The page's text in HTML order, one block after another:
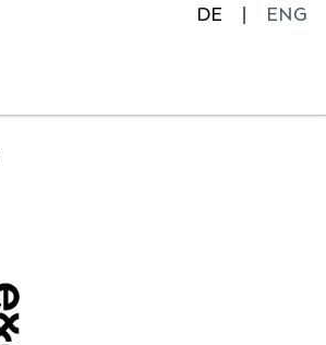
DE
ENG